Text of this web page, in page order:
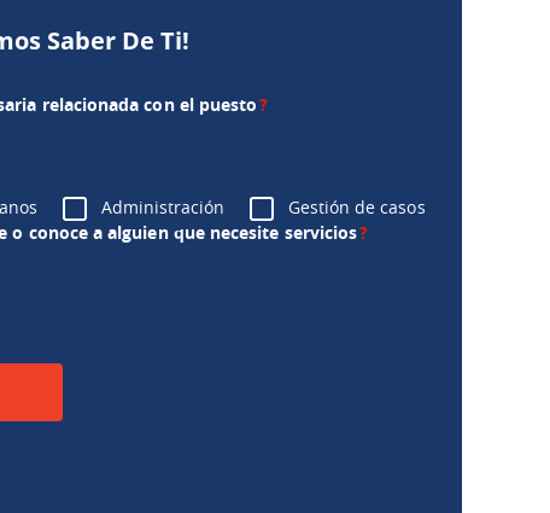
Saber De Ti!
relacionada con el puesto?
Administración Gestión de casos
conoce a alguien que necesite servicios?